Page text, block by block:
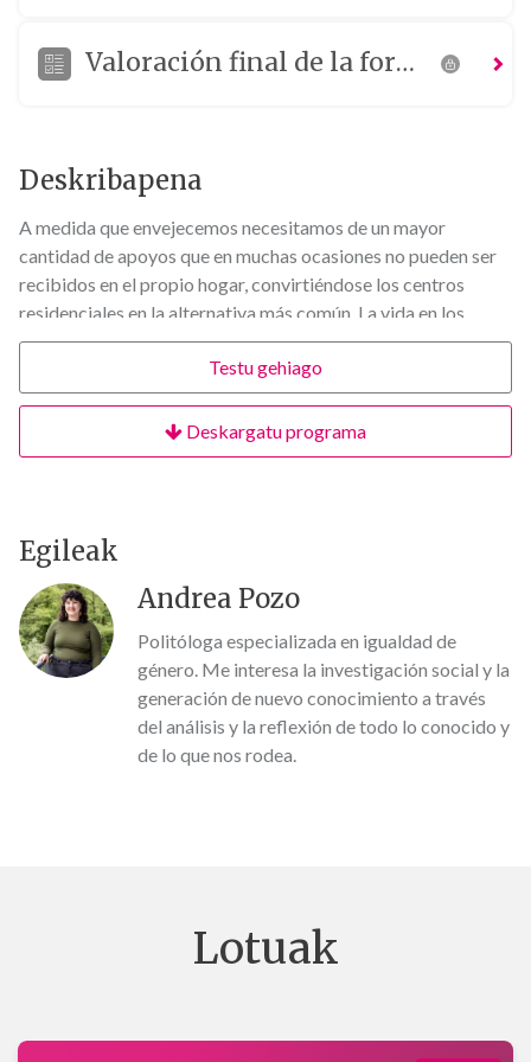
Deskribapena
A medida que envejecemos necesitamos de un mayor
cantidad de apoyos que en muchas ocasiones no pueden ser
recibidos en el propio hogar, convirtiéndose los centros
residenciales en la alternativa más común. La vida en los
centros residenciales sigue respondiendo a una serie de
normas, horarios, y rutinas preestablecidas que resultan en un
límite a la autodeterminación.
En este contexto, resulta imprescindible transformar el
actual modelo institucional y transitar hacia entornos
¡Te necesitamos para impulsar el cambio!
Testu gehiago
Deskargatu programa
Valoración final de la formación
Egileak
Andrea Pozo
Politóloga especializada en igualdad de
género. Me interesa la investigación social y la
generación de nuevo conocimiento a través
del análisis y la reflexión de todo lo conocido y
de lo que nos rodea.
Lotuak